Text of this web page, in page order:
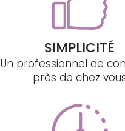
SIMPLICITÉ
Un professionnel de
près de chez